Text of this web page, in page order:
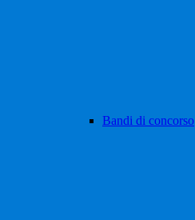
Bandi di concorso